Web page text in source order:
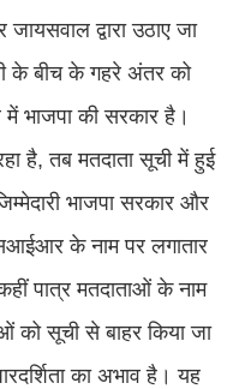
द्वारा उठाए जा
के बीच के गहरे अंतर को
भाजपा की सरकार है।
है, तब मतदाता सूची में हुई
भाजपा सरकार और
के नाम पर लगातार
पात्र मतदाताओं के नाम
को सूची से बाहर किया जा
का अभाव है। यह